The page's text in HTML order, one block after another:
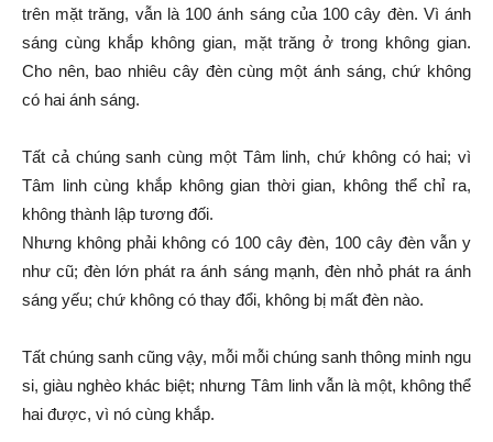
trên mặt trăng, vẫn là 100 ánh sáng của 100 cây đèn. Vì ánh
sáng cùng khắp không gian, mặt trăng ở trong không gian.
Cho nên, bao nhiêu cây đèn cùng một ánh sáng, chứ không
có hai ánh sáng.
Tất cả chúng sanh cùng một Tâm linh, chứ không có hai; vì
Tâm linh cùng khắp không gian thời gian, không thể chỉ ra,
không thành lập tương đối.
Nhưng không phải không có 100 cây đèn, 100 cây đèn vẫn y
như cũ; đèn lớn phát ra ánh sáng mạnh, đèn nhỏ phát ra ánh
sáng yếu; chứ không có thay đổi, không bị mất đèn nào.
Tất chúng sanh cũng vậy, mỗi mỗi chúng sanh thông minh ngu
si, giàu nghèo khác biệt; nhưng Tâm linh vẫn là một, không thể
hai được, vì nó cùng khắp.